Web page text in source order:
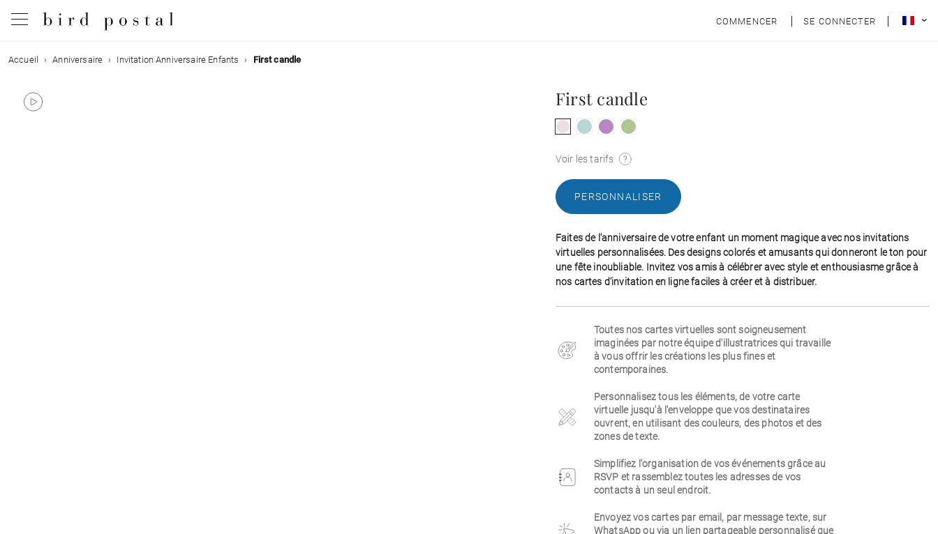
COMMENCER SE CONNECTER
Mariage
Naissance
Accueil Anniversaire Invitation Anniversaire Enfants First candle
First candle
Voir les tarifs
PERSONNALISER
Faites de l'anniversaire de votre enfant un moment magique avec nos invitations
virtuelles personnalisées. Des designs colorés et amusants qui donneront le ton pour
une fête inoubliable. Invitez vos amis à célébrer avec style et enthousiasme grâce à
nos cartes d'invitation en ligne faciles à créer et à distribuer.
Toutes nos cartes virtuelles sont soigneusement
imaginées par notre équipe d'illustratrices qui travaille
à vous offrir les créations les plus fines et
contemporaines.
Personnalisez tous les éléments, de votre carte
virtuelle jusqu'à l'enveloppe que vos destinataires
ouvrent, en utilisant des couleurs, des photos et des
zones de texte.
Simplifiez l'organisation de vos événements grâce au
RSVP et rassemblez toutes les adresses de vos
contacts à un seul endroit.
Envoyez vos cartes par email, par message texte, sur
WhatsApp ou via un lien partageable personnalisé que